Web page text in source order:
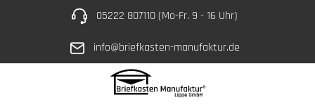
Zum Hauptinhalt springen05222 807110 (Mo-Fr. 9 - 16 Uhr)
info@briefkasten-manufaktur.de